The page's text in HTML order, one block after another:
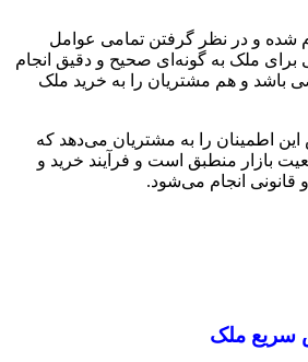
شده و در نظر گرفتن تمامی عوامل
برای ملک به گونه‌ای صحیح و دقیق انجام
باشد و هم مشتریان را به خرید ملک
اطمینان را به مشتریان می‌دهد که
بازار منطبق است و فرآیند خرید و
انجام می‌شود.
سریع ملک